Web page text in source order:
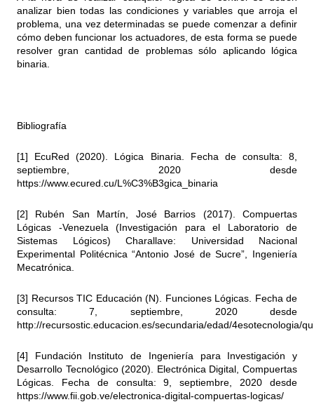
analizar bien todas las condiciones y variables que arroja el
problema, una vez determinadas se puede comenzar a definir
cómo deben funcionar los actuadores, de esta forma se puede
resolver gran cantidad de problemas sólo aplicando lógica
binaria.
Bibliografía
[1] EcuRed (2020). Lógica Binaria. Fecha de consulta: 8,
septiembre, 2020 desde
https://www.ecured.cu/L%C3%B3gica_binaria
[2] Rubén San Martín, José Barrios (2017). Compuertas
Lógicas -Venezuela (Investigación para el Laboratorio de
Sistemas Lógicos) Charallave: Universidad Nacional
Experimental Politécnica “Antonio José de Sucre”, Ingeniería
Mecatrónica.
[3] Recursos TIC Educación (N). Funciones Lógicas. Fecha de
consulta: 7, septiembre, 2020 desde
http://recursostic.educacion.es/secundaria/edad/4esotecnologia/
[4] Fundación Instituto de Ingeniería para Investigación y
Desarrollo Tecnológico (2020). Electrónica Digital, Compuertas
Lógicas. Fecha de consulta: 9, septiembre, 2020 desde
https://www.fii.gob.ve/electronica-digital-compuertas-logicas/